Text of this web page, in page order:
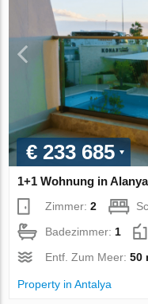
€ 233 685
1+1 Wohnung in
Zimmer:2
Badezimmer: 1
Entf. Zum Meer:50
Property in Antalya